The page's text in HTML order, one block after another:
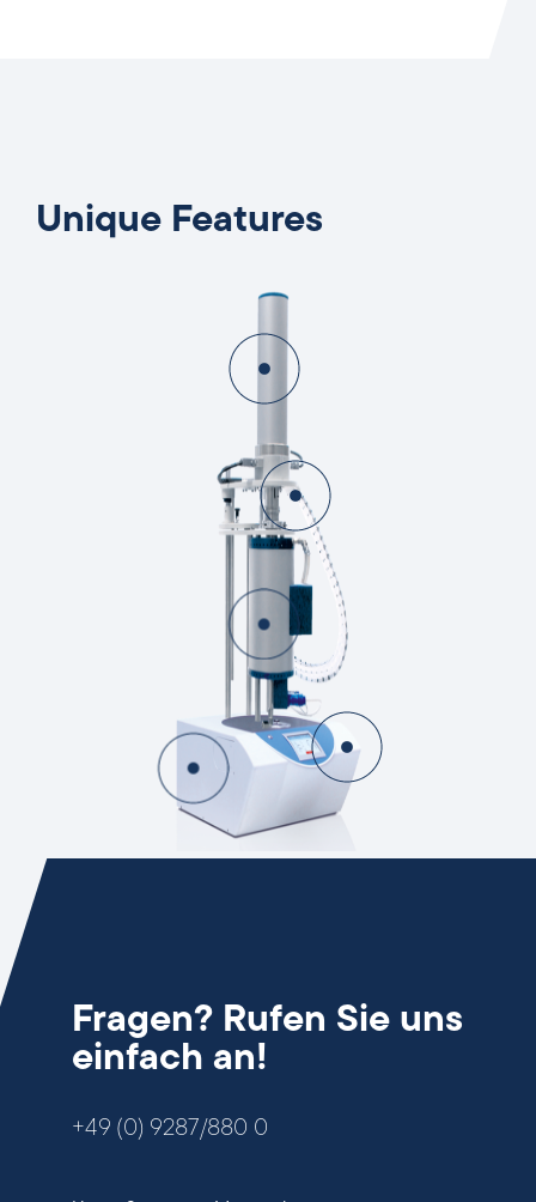
Unique Features
Fragen? Rufen Sie uns
einfach an!
+49 (0) 9287/880 0